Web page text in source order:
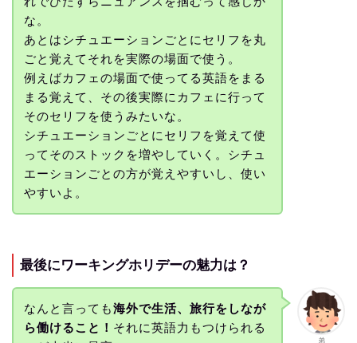
な。
あとはシチュエーションごとにセリフを丸
ごと覚えてそれを実際の場面で使う。
例えばカフェの場面で使ってる英語をまる
まる覚えて、その後実際にカフェに行って
そのセリフを使うみたいな。
シチュエーションごとにセリフを覚えて使
ってそのストックを増やしていく。シチュ
エーションごとの方が覚えやすいし、使い
やすいよ。
最後にワーキングホリデーの魅力は？
弟
なんと言っても海外で生活、旅行をしなが
ら働けること！ それに英語力もつけられる